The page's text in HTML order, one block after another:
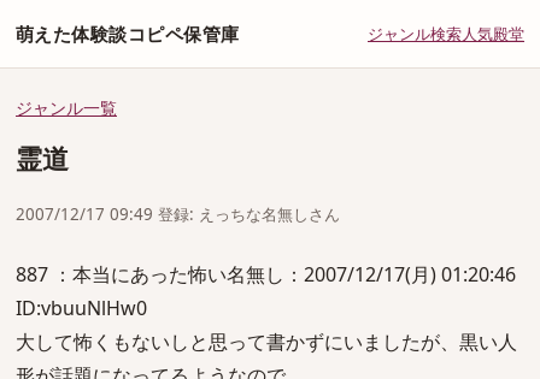
萌えた体験談コピペ保管庫 ジャンル検索人気殿堂
ジャンル一覧
霊道
2007/12/17 09:49 登録: えっちな名無しさん
887 ：本当にあった怖い名無し：2007/12/17(月) 01:20:46
ID:vbuuNlHw0
大して怖くもないしと思って書かずにいましたが、黒い人